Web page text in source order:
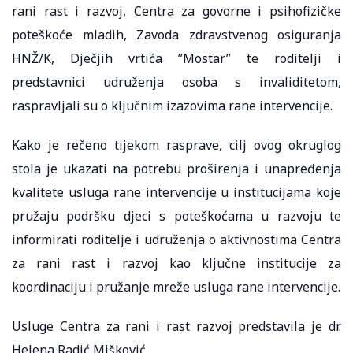
rani rast i razvoj, Centra za govorne i psihofizičke
poteškoće mladih, Zavoda zdravstvenog osiguranja
HNŽ/K, Dječjih vrtića ”Mostar” te roditelji i
predstavnici udruženja osoba s invaliditetom,
raspravljali su o ključnim izazovima rane intervencije.
Kako je rečeno tijekom rasprave, cilj ovog okruglog
stola je ukazati na potrebu proširenja i unapređenja
kvalitete usluga rane intervencije u institucijama koje
pružaju podršku djeci s poteškoćama u razvoju te
informirati roditelje i udruženja o aktivnostima Centra
za rani rast i razvoj kao ključne institucije za
koordinaciju i pružanje mreže usluga rane intervencije.
Usluge Centra za rani i rast razvoj predstavila je dr.